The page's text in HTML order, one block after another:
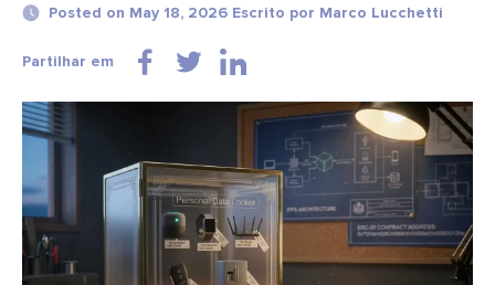
Posted on May 18, 2026 Escrito por Marco Lucchetti
Partilhar em